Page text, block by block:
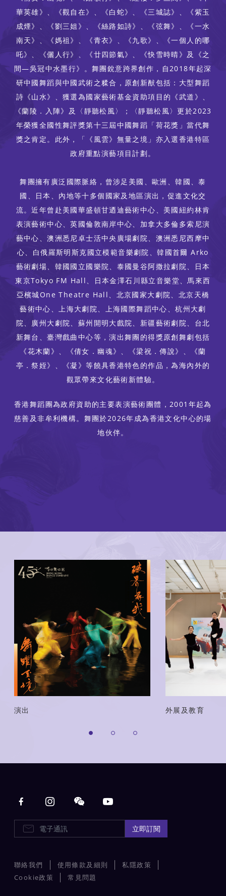
華英雄》、《觀自在》、《白蛇》、《三城誌》、《紫玉
成煙》、《劉三姐》、《絲路如詩》、《弦舞》、《一水
南天》、《媽祖》、《青衣》、《九歌》、《一個人的哪
吒》、《儷人行》、《廿四節氣》、《快雪時晴》及《之
間—吳冠中水墨行》。舞團銳意跨界創作，自2018年起深
研中國舞蹈與中國武術之糅合，原創新猷包括：大型舞蹈
詩《山水》、獲選為國家藝術基金資助項目的《武道》、
《蘭陵．入陣》及〈靜聽松風〉；〈靜聽松風〉更於2023
年榮獲全國性舞評獎第十三屆中國舞蹈「荷花獎」當代舞
獎之肯定。此外，「《風雲》無量之境」亦入選香港特區
政府重點演藝項目計劃。
舞團擁有廣泛國際脈絡，曾涉足美國、歐洲、韓國、泰
國、日本、內地等十多個國家及地區演出，促進文化交
流。近年曾赴美國華盛頓甘迺迪藝術中心、美國紐約林肯
表演藝術中心、英國倫敦南岸中心、加拿大多倫多索尼演
藝中心、澳洲悉尼卓士活中央廣場劇院、澳洲悉尼西摩中
心、白俄羅斯明斯克國立模範音樂劇院、韓國首爾 Arko
藝術劇場、韓國國立國樂院、泰國曼谷阿撒拉劇院、日本
東京Tokyo FM Hall、日本金澤石川縣立音樂堂、馬來西
亞檳城One Theatre Hall、北京國家大劇院、北京天橋
藝術中心、上海大劇院、上海國際舞蹈中心、杭州大劇
院、廣州大劇院、蘇州開明大戲院、新疆藝術劇院、台北
新舞台、臺灣戲曲中心等，演出舞團的得獎原創舞劇包括
《花木蘭》、《倩女．幽魂》、《梁祝．傳說》、《蘭
亭．祭姪》、《凝》等饒具香港特色的作品，為海內外的
觀眾帶來文化藝術新體驗。
香港舞蹈團為政府資助的主要表演藝術團體，2001年起為
慈善及非牟利機構。舞團於2026年成為香港文化中心的場
地伙伴。
演出 外展及教育
Main navigation
E-Newsletters 立即訂閱
聯絡我們 使用條款及細則
私隱政策
Cookie政策
常見問題